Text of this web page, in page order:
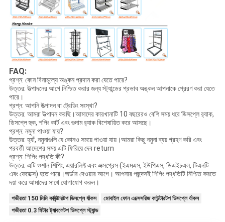
FAQ:
প্রশ্ন: কোন বিনামূল্যে অঙ্কন প্রদান করা যেতে পারে?
উত্তর: উত্পাদনের আগে নিশ্চিত করার জন্য স্ট্যান্ডের প্রভাব অঙ্কন আপনাকে প্রেরণ করা যেতে
পারে।
প্রশ্ন: আপনি উত্পাদন বা ট্রেডিং সংস্থা?
উত্তর: আমরা উত্পাদন করছি।আমাদের কারখানাটি 10 ​​বছরেরও বেশি সময় ধরে ডিসপ্লে র‌্যাক,
ডিসপ্লে হুক, শপিং কার্ট এবং গুদাম র‌্যাক বিশেষায়িত করে আসছে।
প্রশ্ন: নমুনা পাওয়া যায়?
উত্তর: হ্যাঁ, নমুনাগুলি যে কোনও সময়ে পাওয়া যায়।আমরা কিছু নমুনা ব্যয় গ্রহণ করি এবং
পরবর্তী আদেশের সময় এটি ফিরিয়ে দেব return
প্রশ্ন: শিপিং পদ্ধতি কী?
উত্তর: এটি ওশান শিপিং, এয়ারলিফ্ট এবং এক্সপ্রেস (ইএমএস, ইউপিএস, ডিএইচএল, টিএনটি
এবং ফেডেক্স) হতে পারে।অর্ডার দেওয়ার আগে। আপনার পছন্দসই শিপিং পদ্ধতিটি নিশ্চিত করতে
দয়া করে আমাদের সাথে যোগাযোগ করুন।
গভীরতা 150 মিমি কাউন্টারটপ ডিসপ্লে র্যাকস
মোবাইল ফোন এক্সেসরিজ কাউন্টারটপ ডিসপ্লে র্যাকস
গভীরতা 0.3 মিটার ট্যাবলেটপ ডিসপ্লে স্ট্যান্ড